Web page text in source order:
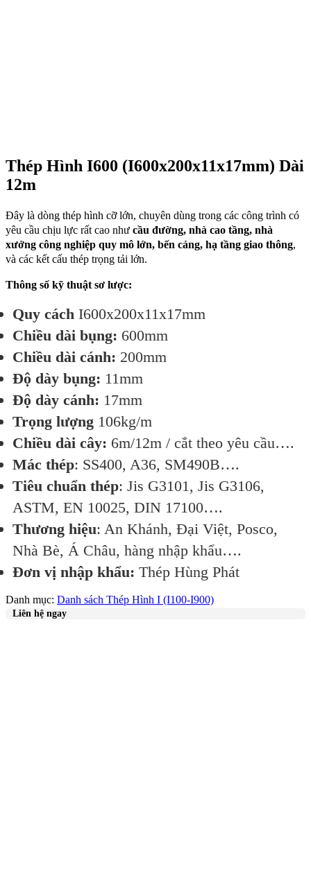
Thép Hình I600 (I600x200x11x17mm) Dài
12m
Đây là dòng thép hình cỡ lớn, chuyên dùng trong các công trình có
yêu cầu chịu lực rất cao như cầu đường, nhà cao tầng, nhà
xưởng công nghiệp quy mô lớn, bến cảng, hạ tầng giao thông,
và các kết cấu thép trọng tải lớn.
Thông số kỹ thuật sơ lược:
Quy cách I600x200x11x17mm
Chiều dài bụng: 600mm
Chiều dài cánh: 200mm
Độ dày bụng: 11mm
Độ dày cánh: 17mm
Trọng lượng 106kg/m
Chiều dài cây: 6m/12m / cắt theo yêu cầu….
Mác thép: SS400, A36, SM490B….
Tiêu chuẩn thép: Jis G3101, Jis G3106,
ASTM, EN 10025, DIN 17100….
Thương hiệu: An Khánh, Đại Việt, Posco,
Nhà Bè, Á Châu, hàng nhập khẩu….
Đơn vị nhập khẩu: Thép Hùng Phát
Danh mục: Danh sách Thép Hình I (I100-I900)
Liên hệ ngay